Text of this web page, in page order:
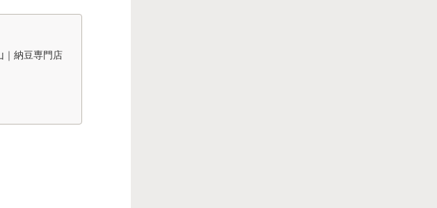
｜納豆専門店